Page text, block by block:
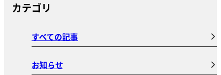
カテゴリ
すべての記事
お知らせ